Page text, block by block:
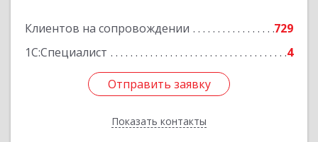
Клиентов на сопровождении
729
1С:Специалист
4
Отправить заявку
Показать контакты
Отправить заявку
Назад